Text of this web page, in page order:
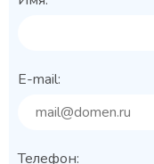
E-mail:
Телефон: